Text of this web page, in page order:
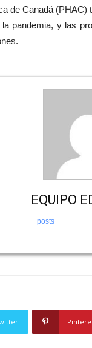
de Canadá
pandemia, y las
EQUIPO
+ posts